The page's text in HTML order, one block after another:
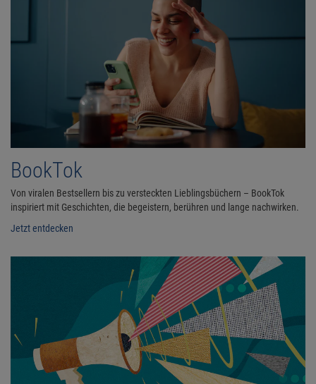
BookTok
Von viralen Bestsellern bis zu versteckten Lieblingsbüchern – BookTok
inspiriert mit Geschichten, die begeistern, berühren und lange nachwirken.
Jetzt entdecken